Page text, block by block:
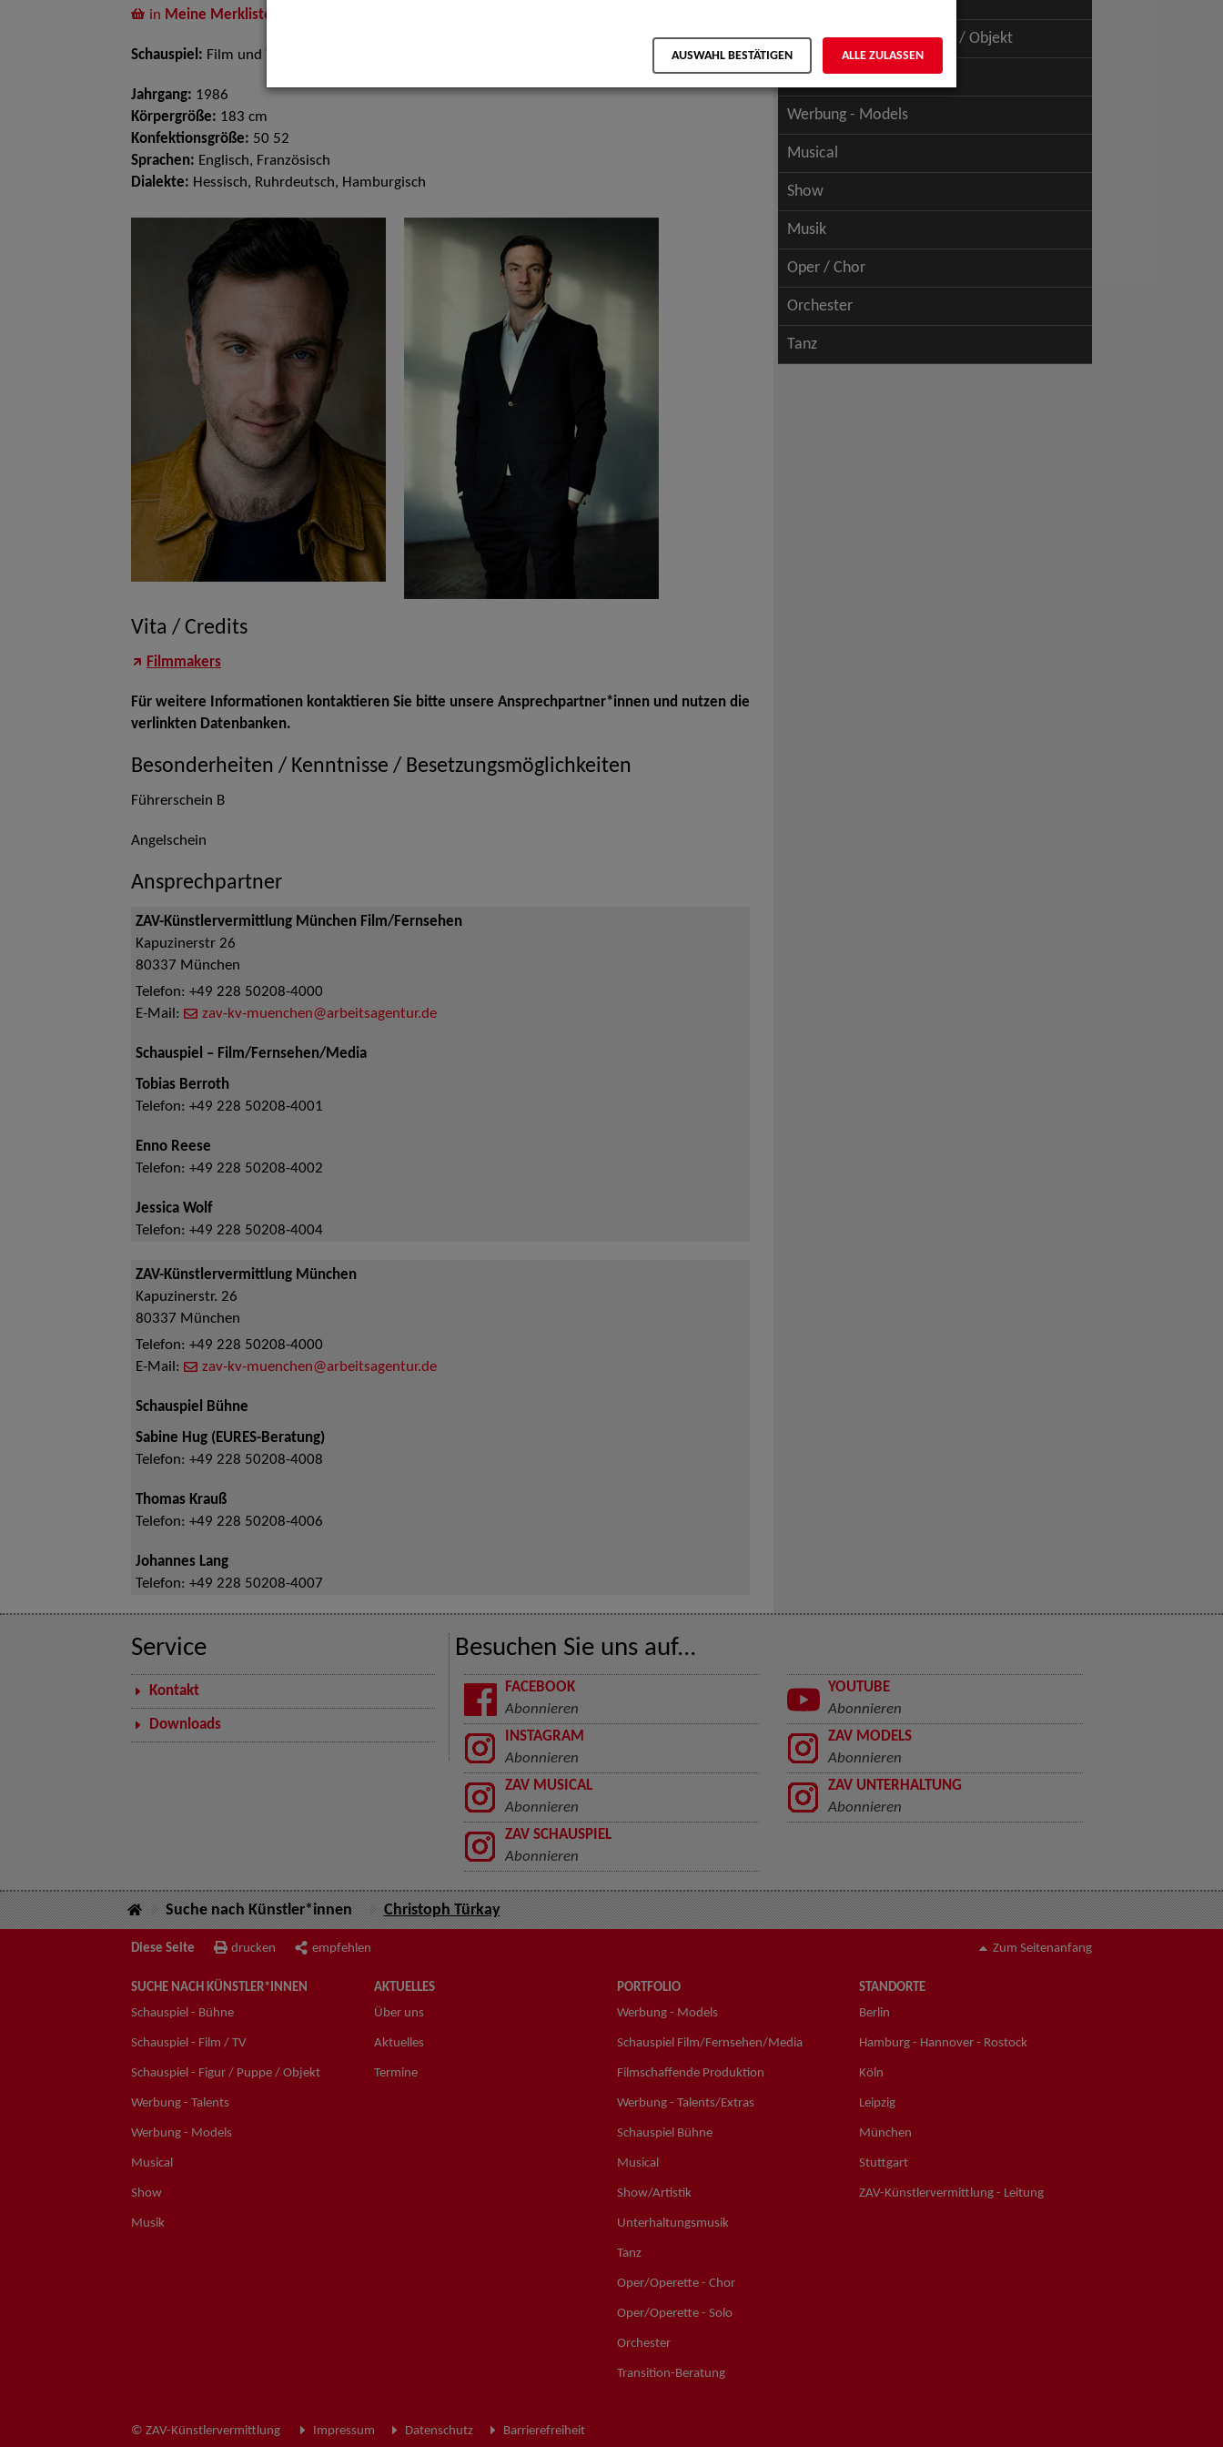
in Meine Merkliste
Schauspiel: Film und TV, Bühne
Jahrgang: 1986
Körpergröße: 183 cm
Konfektionsgröße: 50 52
Sprachen: Englisch, Französisch
Dialekte: Hessisch, Ruhrdeutsch, Hamburgisch
Vita / Credits
Filmmakers
Für weitere Informationen kontaktieren Sie bitte unsere Ansprechpartner*innen und nutzen die
verlinkten Datenbanken.
Besonderheiten / Kenntnisse / Besetzungsmöglichkeiten
Führerschein B
Angelschein
Ansprechpartner
ZAV-Künstlervermittlung München Film/Fernsehen
Kapuzinerstr 26
80337 München
Telefon: +49 228 50208-4000
E-Mail:
zav-kv-muenchen@arbeitsagentur.de
Schauspiel – Film/Fernsehen/Media
Tobias Berroth
Telefon: +49 228 50208-4001
Enno Reese
Telefon: +49 228 50208-4002
Jessica Wolf
Telefon: +49 228 50208-4004
ZAV-Künstlervermittlung München
Kapuzinerstr. 26
80337 München
Telefon: +49 228 50208-4000
E-Mail:
zav-kv-muenchen@arbeitsagentur.de
Schauspiel Bühne
Sabine Hug (EURES-Beratung)
Telefon: +49 228 50208-4008
Thomas Krauß
Telefon: +49 228 50208-4006
Johannes Lang
Telefon: +49 228 50208-4007
Schauspiel - Figur / Puppe / Objekt
Werbung - Talents
Werbung - Models
Musical
Show
Musik
Oper / Chor
Orchester
Tanz
Service
Kontakt
Downloads
Besuchen Sie uns auf...
FACEBOOK
Abonnieren
YOUTUBE
Abonnieren
INSTAGRAM
Abonnieren
ZAV MODELS
Abonnieren
ZAV MUSICAL
Abonnieren
ZAV UNTERHALTUNG
Abonnieren
ZAV SCHAUSPIEL
Abonnieren
Suche nach Künstler*innen Christoph Türkay
Diese Seite drucken empfehlen Zum Seitenanfang
SUCHE NACH KÜNSTLER*INNEN
Schauspiel - Bühne
Schauspiel - Film / TV
Schauspiel - Figur / Puppe / Objekt
Werbung - Talents
Werbung - Models
Musical
Show
Musik
AKTUELLES
Über uns
Aktuelles
Termine
PORTFOLIO
Werbung - Models
Schauspiel Film/Fernsehen/Media
Filmschaffende Produktion
Werbung - Talents/Extras
Schauspiel Bühne
Musical
Show/Artistik
Unterhaltungsmusik
Tanz
Oper/Operette - Chor
Oper/Operette - Solo
Orchester
Transition-Beratung
STANDORTE
Berlin
Hamburg - Hannover - Rostock
Köln
Leipzig
München
Stuttgart
ZAV-Künstlervermittlung - Leitung
© ZAV-Künstlervermittlung Impressum Datenschutz Barrierefreiheit
AUSWAHL BESTÄTIGEN ALLE ZULASSEN